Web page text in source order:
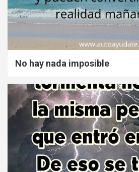
No hay nada imposible